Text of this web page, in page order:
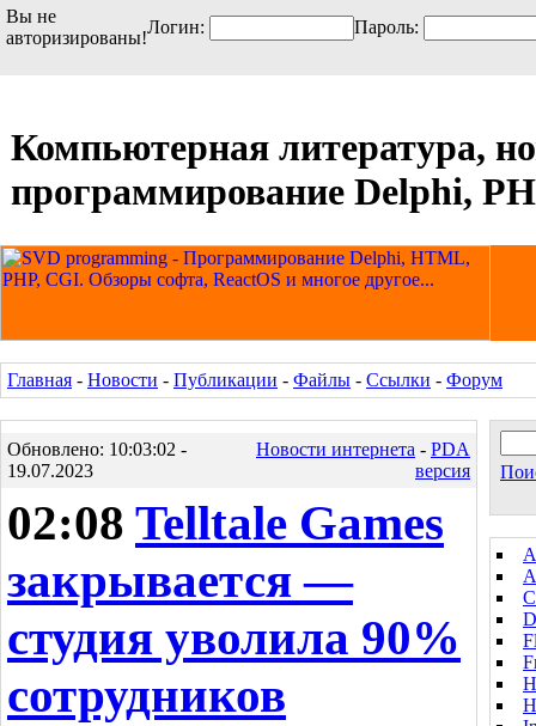
Вы не
авторизированы!
Логин: Пароль:
Компьютерная литература,
программирование Delphi,
Главная - Новости - Публикации - Файлы - Ссылки - Форум
Обновлено: 10:03:02 -
19.07.2023
Новости интернета - PDA
версия
02:08 Telltale Games
закрывается —
студия уволила 90%
сотрудников